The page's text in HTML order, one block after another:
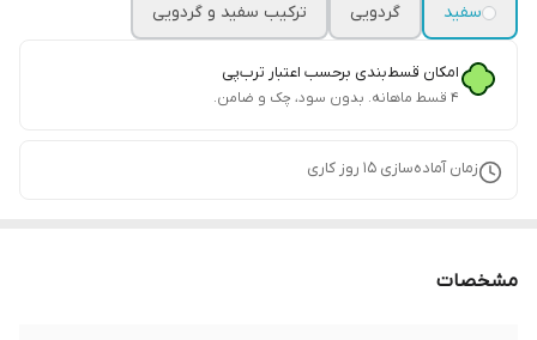
سفید
گردویی ترکیب سفید و گردویی
امکان قسط‌بندی برحسب اعتبار ترب‌پی
۴ قسط ماهانه. بدون سود، چک و ضامن.
زمان آماده‌سازی 15 روز کاری
مشخصات